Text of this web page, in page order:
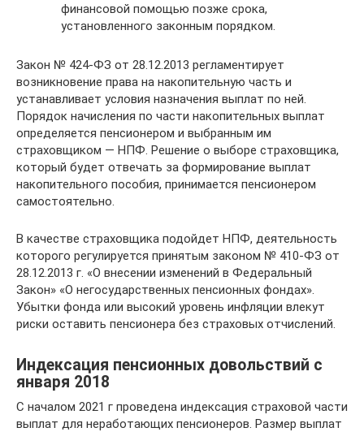
финансовой помощью позже срока,
установленного законным порядком.
Закон № 424-ФЗ от 28.12.2013 регламентирует
возникновение права на накопительную часть и
устанавливает условия назначения выплат по ней.
Порядок начисления по части накопительных выплат
определяется пенсионером и выбранным им
страховщиком — НПФ. Решение о выборе страховщика,
который будет отвечать за формирование выплат
накопительного пособия, принимается пенсионером
самостоятельно.
В качестве страховщика подойдет НПФ, деятельность
которого регулируется принятым законом № 410-ФЗ от
28.12.2013 г. «О внесении изменений в Федеральный
Закон» «О негосударственных пенсионных фондах».
Убытки фонда или высокий уровень инфляции влекут
риски оставить пенсионера без страховых отчислений.
Индексация пенсионных довольствий с
января 2018
С началом 2021 г проведена индексация страховой части
выплат для неработающих пенсионеров. Размер выплат